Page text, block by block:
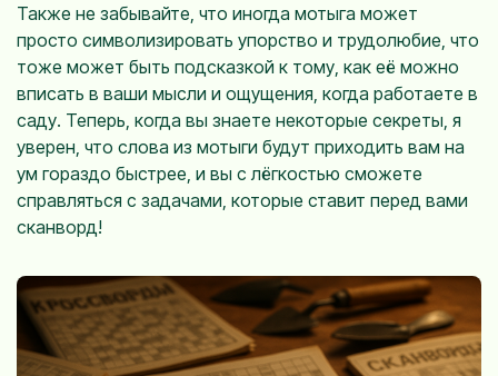
Также не забывайте, что иногда мотыга может
просто символизировать упорство и трудолюбие, что
тоже может быть подсказкой к тому, как её можно
вписать в ваши мысли и ощущения, когда работаете в
саду. Теперь, когда вы знаете некоторые секреты, я
уверен, что слова из мотыги будут приходить вам на
ум гораздо быстрее, и вы с лёгкостью сможете
справляться с задачами, которые ставит перед вами
сканворд!